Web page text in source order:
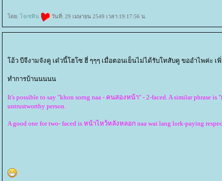
ดย: จเซฟิน วันที่: 29 เมษายน 2549 เวลา:19:17:56 น.
อ้ว บีจีงามจังคู เด๋วนี้โฮโซ ฮี่ ๆๆๆ เมื่อตอนเย็นไม่ได้รับโทสับคู ขออำไพค่ะ
ทำการบ้านนนนน
It's possible to say "khon sorng naa - คนสองหน้า" - 2-faced. A similar phrase
untrustworthy person.
A good one for two- faced is หน้าไหว้หลังหลอก naa wai lang lork-paying